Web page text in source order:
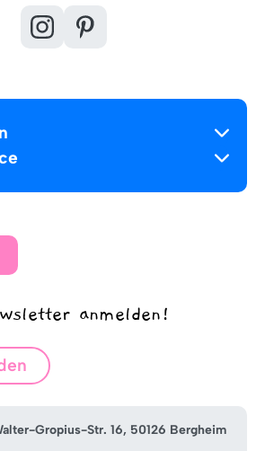
anmelden!
Gropius-Str. 16, 50126 Bergheim